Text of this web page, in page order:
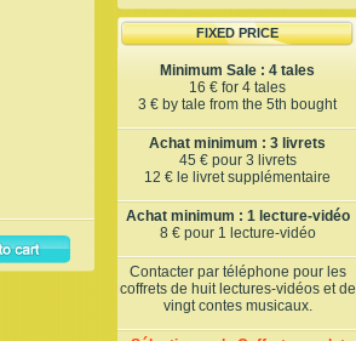
FIXED PRICE
Minimum Sale : 4 tales
16 € for 4 tales
3 € by tale from the 5th bought
Achat minimum : 3 livrets
45 € pour 3 livrets
12 € le livret supplémentaire
Achat minimum : 1 lecture-vidéo
8 € pour 1 lecture-vidéo
Contacter par téléphone pour les
coffrets de huit lectures-vidéos et de
vingt contes musicaux.